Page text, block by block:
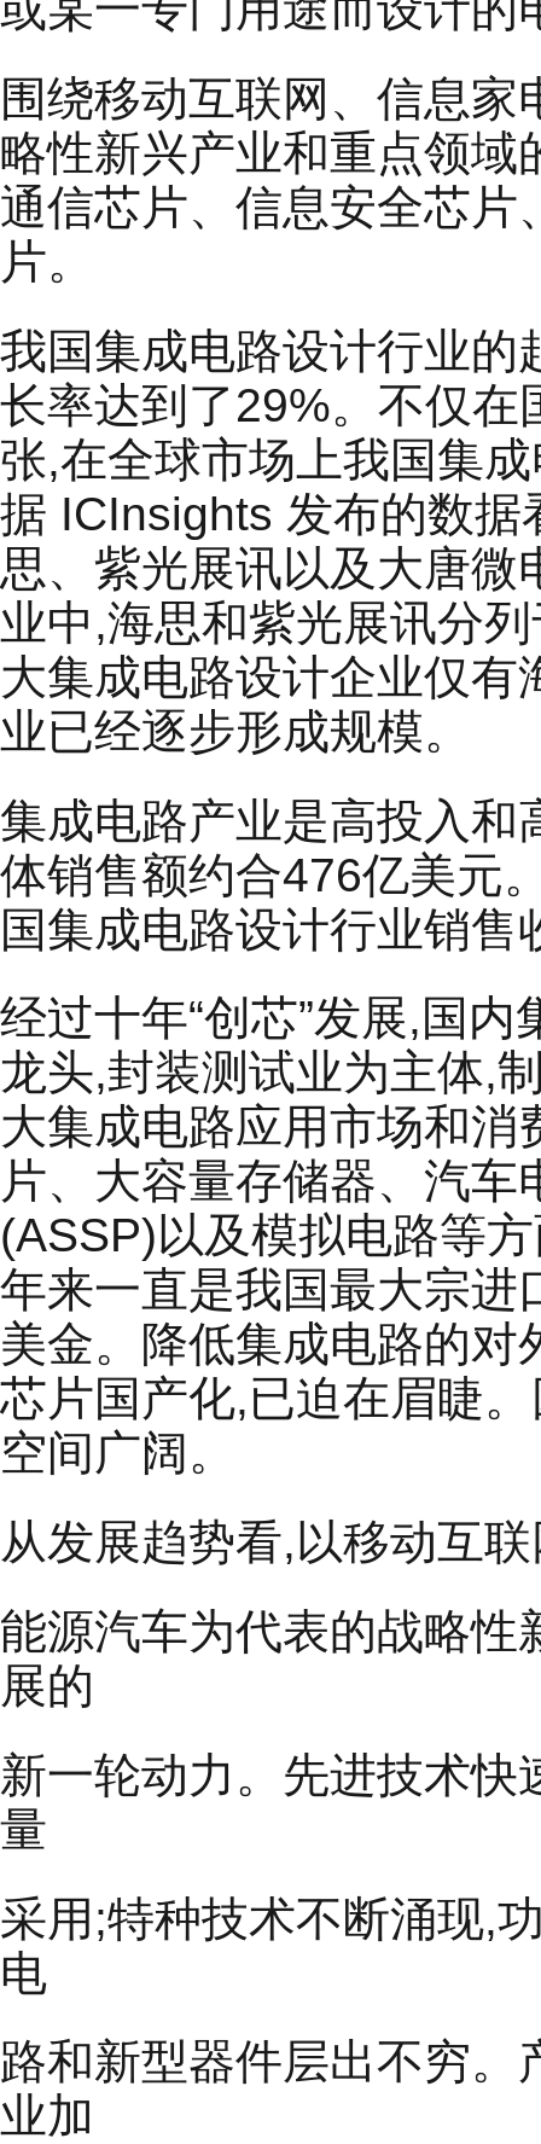
围绕移动互联网、信息
略性新兴产业和重点领
通信芯片、信息安全芯片
片。
我国集成电路设计行业的
长率达到了29%。不仅在
张,在全球市场上我国集
据 ICInsights 发布的数
思、紫光展讯以及大唐
业中,海思和紫光展讯分
大集成电路设计企业仅
业已经逐步形成规模。
集成电路产业是高投入
体销售额约合476亿美元
国集成电路设计行业销
经过十年“创芯”发展,国
龙头,封装测试业为主体,
大集成电路应用市场和
片、大容量存储器、汽
(ASSP)以及模拟电路等
年来一直是我国最大宗
美金。降低集成电路的
芯片国产化,已迫在眉睫
空间广阔。
从发展趋势看,以移动互
能源汽车为代表的战略
展的
新一轮动力。先进技术
量
采用;特种技术不断涌现,
电
路和新型器件层出不穷
业加